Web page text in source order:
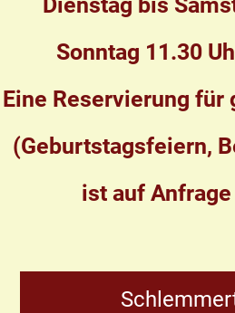
Sonntag 11.30
Eine Reservierung für
(Geburtstagsfeiern,
ist auf